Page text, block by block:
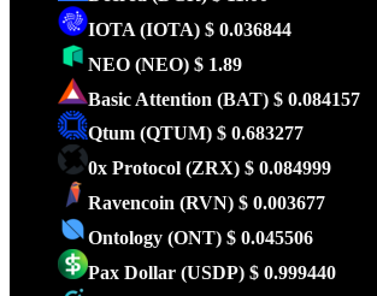
IOTA (IOTA) $ 0.036844
NEO (NEO) $ 1.89
Basic Attention (BAT) $ 0.084157
Qtum (QTUM) $ 0.683277
0x Protocol (ZRX) $ 0.084999
Ravencoin (RVN) $ 0.003677
Ontology (ONT) $ 0.045506
Pax Dollar (USDP) $ 0.999440